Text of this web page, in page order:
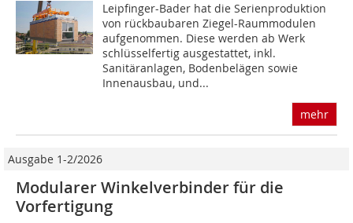
Leipfinger-Bader hat die Serienproduktion
von rückbaubaren Ziegel-Raummodulen
aufgenommen. Diese werden ab Werk
schlüsselfertig ausgestattet, inkl.
Sanitäranlagen, Bodenbelägen sowie
Innenausbau, und...
mehr
Ausgabe 1-2/2026
Modularer Winkelverbinder für die
Vorfertigung